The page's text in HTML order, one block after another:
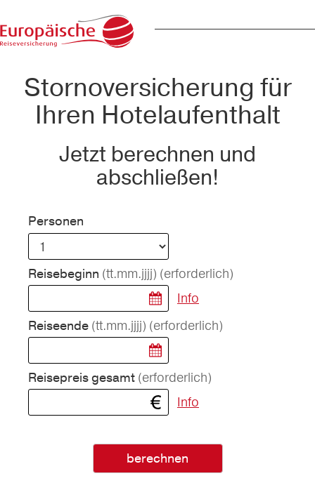
Stornoversicherung für
Ihren Hotelaufenthalt
Jetzt berechnen und
abschließen!
Personen
Reisebeginn (tt.mm.jjjj) (erforderlich)
Info
Reiseende (tt.mm.jjjj) (erforderlich)
Reisepreis gesamt (erforderlich)
Info
berechnen